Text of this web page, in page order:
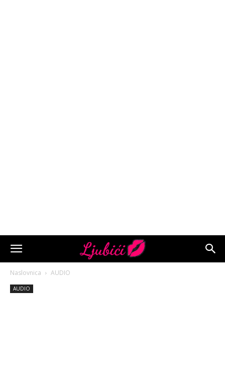
Naslovnica AUDIO
AUDIO